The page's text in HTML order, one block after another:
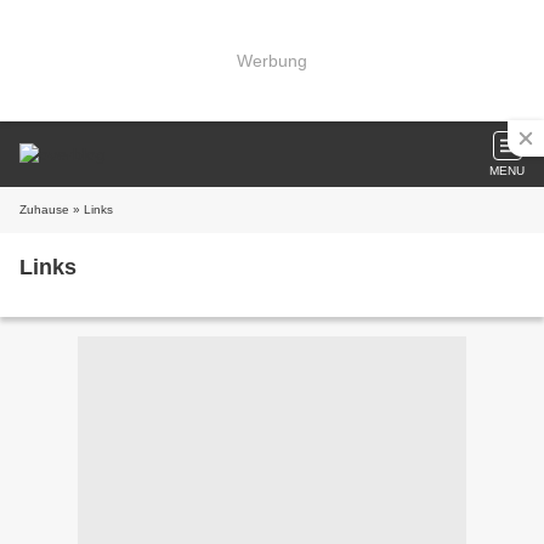
Werbung
MENU
Zuhause » Links
Links